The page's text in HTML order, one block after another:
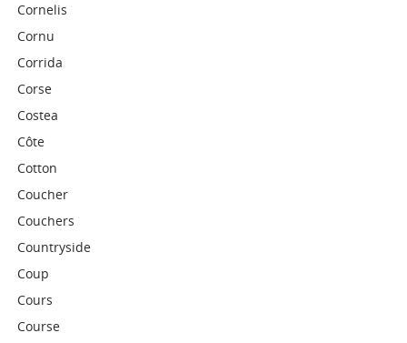
Cornelis
Cornu
Corrida
Corse
Costea
Côte
Cotton
Coucher
Couchers
Countryside
Coup
Cours
Course